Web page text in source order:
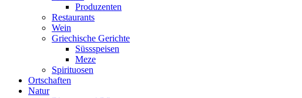
Produzenten
Restaurants
Wein
Griechische Gerichte
Süssspeisen
Meze
Spirituosen
Ortschaften
Natur